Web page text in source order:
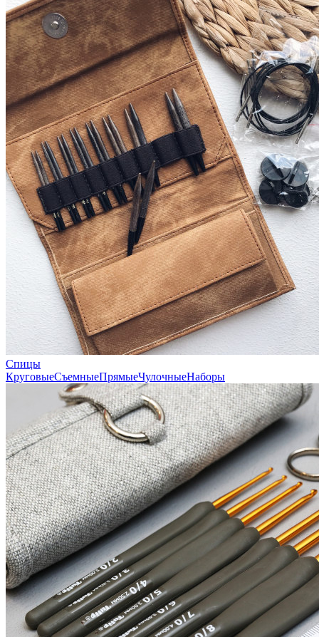
Спицы
КруговыеСъемныеПрямыеЧулочныеНаборы